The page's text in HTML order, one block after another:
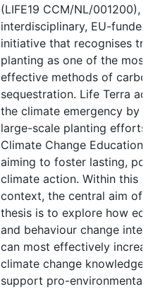
(LIFE19 CCM/NL/001200),
interdisciplinary, EU-funded
initiative that recognises
planting as one of the most
effective methods of carbon
sequestration. Life Terra
the climate emergency by
large-scale planting efforts
Climate Change Education
aiming to foster lasting,
climate action. Within this
context, the central aim of
thesis is to explore how
and behaviour change
can most effectively
climate change knowledge
support pro-environmental